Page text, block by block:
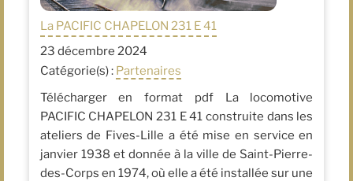
La PACIFIC CHAPELON 231 E 41
23 décembre 2024
Catégorie(s) : Partenaires
Télécharger en format pdf La locomotive
PACIFIC CHAPELON 231 E 41 construite dans les
ateliers de Fives-Lille a été mise en service en
janvier 1938 et donnée à la ville de Saint-Pierre-
des-Corps en 1974, où elle a été installée sur une